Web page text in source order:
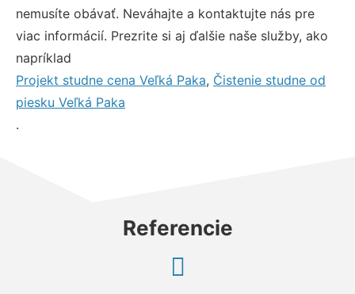
nemusíte obávať. Neváhajte a kontaktujte nás pre
viac informácií. Prezrite si aj ďalšie naše služby, ako
napríklad
Projekt studne cena Veľká Paka, Čistenie studne od
piesku Veľká Paka
.
Referencie